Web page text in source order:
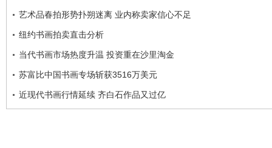
艺术品春拍形势扑朔迷离 业内称卖家信心不足
纽约书画拍卖直击分析
当代书画市场热度升温 投资重在沙里淘金
苏富比中国书画专场斩获3516万美元
近现代书画行情延续 齐白石作品又过亿